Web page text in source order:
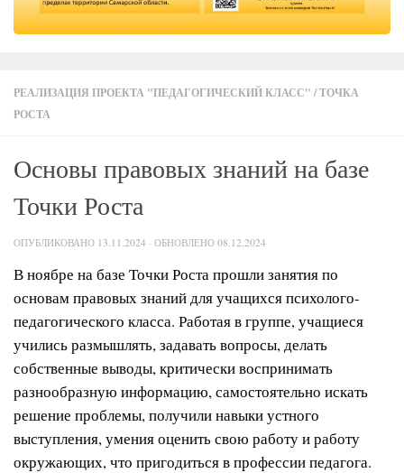
РЕАЛИЗАЦИЯ ПРОЕКТА "ПЕДАГОГИЧЕСКИЙ КЛАСС" /ТОЧКА
РОСТА
Основы правовых знаний на базе
Точки Роста
ОПУБЛИКОВАНО 13.11.2024 · ОБНОВЛЕНО 08.12.2024
В ноябре на базе Точки Роста прошли занятия по
основам правовых знаний для учащихся психолого-
педагогического класса. Работая в группе, учащиеся
учились размышлять, задавать вопросы, делать
собственные выводы, критически воспринимать
разнообразную информацию, самостоятельно искать
решение проблемы, получили навыки устного
выступления, умения оценить свою работу и работу
окружающих, что пригодиться в профессии педагога.